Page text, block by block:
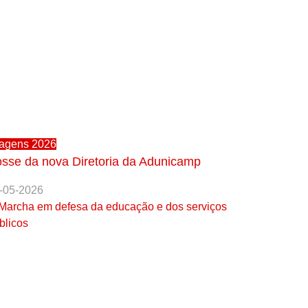
2026
da nova Diretoria da Adunicamp
05-2026